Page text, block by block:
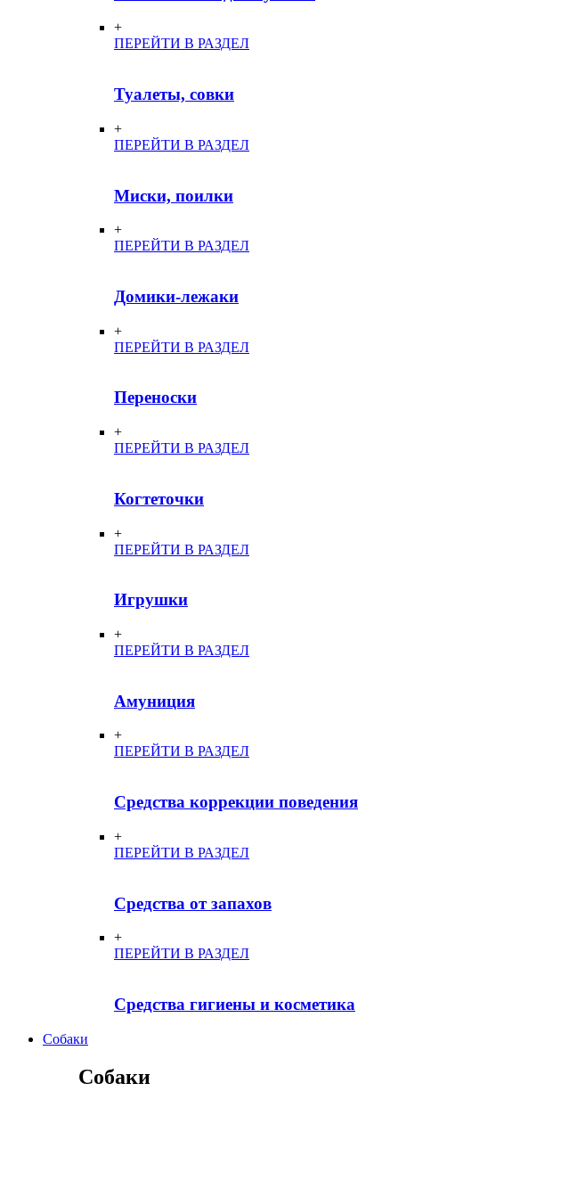
+
ПЕРЕЙТИ В РАЗДЕЛ
Туалеты, совки
+
ПЕРЕЙТИ В РАЗДЕЛ
Миски, поилки
+
ПЕРЕЙТИ В РАЗДЕЛ
Домики-лежаки
+
ПЕРЕЙТИ В РАЗДЕЛ
Переноски
+
ПЕРЕЙТИ В РАЗДЕЛ
Когтеточки
+
ПЕРЕЙТИ В РАЗДЕЛ
Игрушки
+
ПЕРЕЙТИ В РАЗДЕЛ
Амуниция
+
ПЕРЕЙТИ В РАЗДЕЛ
Средства коррекции поведения
+
ПЕРЕЙТИ В РАЗДЕЛ
Средства от запахов
+
ПЕРЕЙТИ В РАЗДЕЛ
Средства гигиены и косметика
Собаки
Собаки